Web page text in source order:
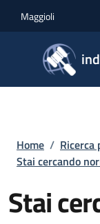
Maggioli
Briciole
Home /
Stai cercando
Stai